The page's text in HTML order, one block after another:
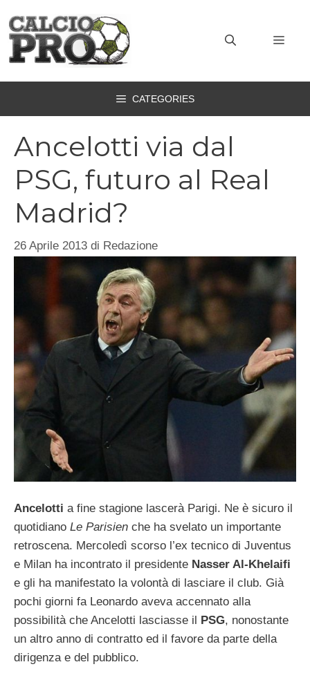
contenuto
CATEGORIES
Ancelotti via dal
PSG, futuro al Real
Madrid?
26 Aprile 2013 di Redazione
Ancelotti a fine stagione lascerà Parigi. Ne è sicuro il
quotidiano Le Parisien che ha svelato un importante
retroscena. Mercoledì scorso l’ex tecnico di Juventus
e Milan ha incontrato il presidente Nasser Al-Khelaifi
e gli ha manifestato la volontà di lasciare il club. Già
pochi giorni fa Leonardo aveva accennato alla
possibilità che Ancelotti lasciasse il
PSG, nonostante
un altro anno di contratto ed il favore da parte della
dirigenza e del pubblico.